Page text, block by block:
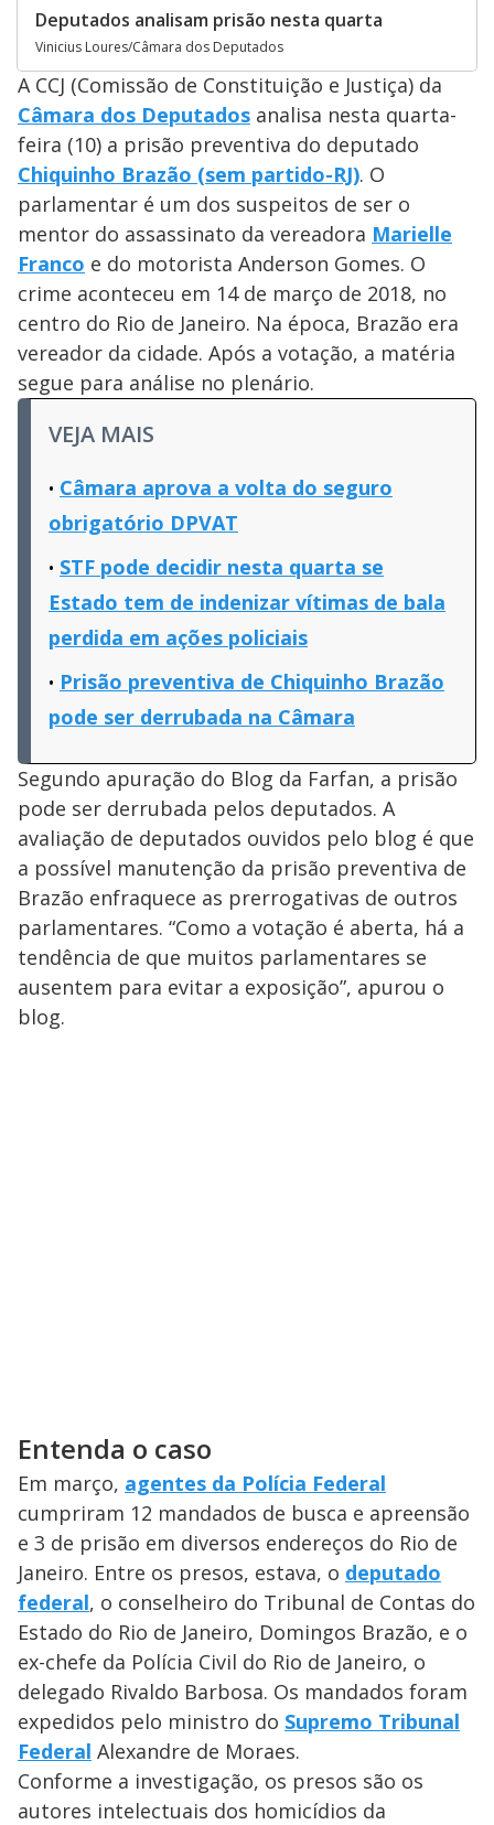
Deputados analisam prisão nesta quarta
Vinicius Loures/Câmara dos Deputados
A CCJ (Comissão de Constituição e Justiça) da
Câmara dos Deputados analisa nesta quarta-
feira (10) a prisão preventiva do deputado
Chiquinho Brazão (sem partido-RJ). O
parlamentar é um dos suspeitos de ser o
mentor do assassinato da vereadora Marielle
Franco e do motorista Anderson Gomes. O
crime aconteceu em 14 de março de 2018, no
centro do Rio de Janeiro. Na época, Brazão era
vereador da cidade. Após a votação, a matéria
segue para análise no plenário.
VEJA MAIS
Câmara aprova a volta do seguro
obrigatório DPVAT
STF pode decidir nesta quarta se
Estado tem de indenizar vítimas de bala
perdida em ações policiais
Prisão preventiva de Chiquinho Brazão
pode ser derrubada na Câmara
Segundo apuração do Blog da Farfan, a prisão
pode ser derrubada pelos deputados. A
avaliação de deputados ouvidos pelo blog é que
a possível manutenção da prisão preventiva de
Brazão enfraquece as prerrogativas de outros
parlamentares. “Como a votação é aberta, há a
tendência de que muitos parlamentares se
ausentem para evitar a exposição”, apurou o
blog.
Entenda o caso
Em março, agentes da Polícia Federal
cumpriram 12 mandados de busca e apreensão
e 3 de prisão em diversos endereços do Rio de
Janeiro. Entre os presos, estava, o deputado
federal, o conselheiro do Tribunal de Contas do
Estado do Rio de Janeiro, Domingos Brazão, e o
ex-chefe da Polícia Civil do Rio de Janeiro, o
delegado Rivaldo Barbosa. Os mandados foram
expedidos pelo ministro do Supremo Tribunal
Federal Alexandre de Moraes.
Conforme a investigação, os presos são os
autores intelectuais dos homicídios da